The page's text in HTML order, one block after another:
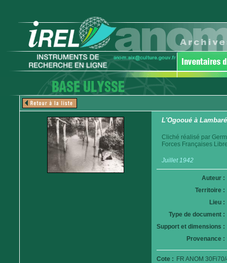
L'Ogooué à
Cliché réalisé par
Forces Françaises
Juillet 1942
Auteur :
Territoire :
Lieu :
Type de document :
Support et dimensions :
Provenance :
Cote : FR ANOM